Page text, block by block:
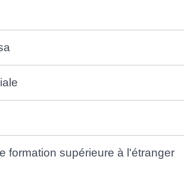
formation supérieure à l'étranger